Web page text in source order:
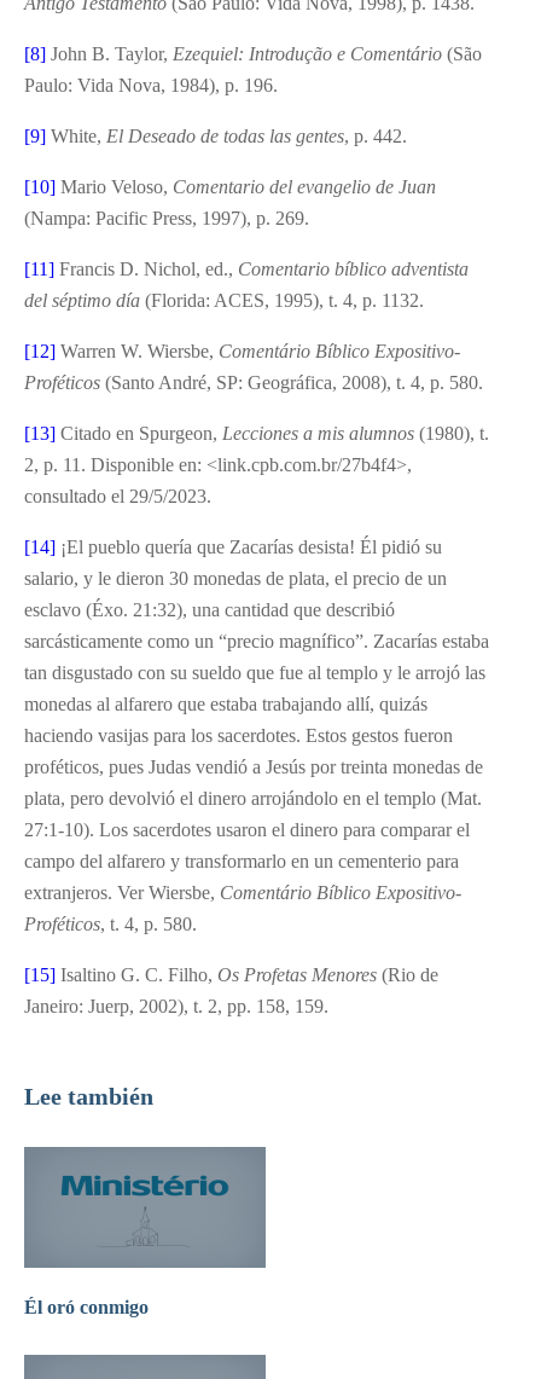
[8] John B. Taylor, Ezequiel: Introdução e Comentário (São
Paulo: Vida Nova, 1984), p. 196.
[9] White, El Deseado de todas las gentes, p. 442.
[10] Mario Veloso, Comentario del evangelio de Juan
(Nampa: Pacific Press, 1997), p. 269.
[11] Francis D. Nichol, ed., Comentario bíblico adventista
del séptimo día (Florida: ACES, 1995), t. 4, p. 1132.
[12] Warren W. Wiersbe, Comentário Bíblico Expositivo-
Proféticos (Santo André, SP: Geográfica, 2008), t. 4, p. 580.
[13] Citado en Spurgeon, Lecciones a mis alumnos (1980), t.
2, p. 11. Disponible en: <link.cpb.com.br/27b4f4>,
consultado el 29/5/2023.
[14] ¡El pueblo quería que Zacarías desista! Él pidió su
salario, y le dieron 30 monedas de plata, el precio de un
esclavo (Éxo. 21:32), una cantidad que describió
sarcásticamente como un “precio magnífico”. Zacarías estaba
tan disgustado con su sueldo que fue al templo y le arrojó las
monedas al alfarero que estaba trabajando allí, quizás
haciendo vasijas para los sacerdotes. Estos gestos fueron
proféticos, pues Judas vendió a Jesús por treinta monedas de
plata, pero devolvió el dinero arrojándolo en el templo (Mat.
27:1-10). Los sacerdotes usaron el dinero para comparar el
campo del alfarero y transformarlo en un cementerio para
extranjeros. Ver Wiersbe, Comentário Bíblico Expositivo-
Proféticos, t. 4, p. 580.
[15] Isaltino G. C. Filho, Os Profetas Menores (Rio de
Janeiro: Juerp, 2002), t. 2, pp. 158, 159.
Lee también
Él oró conmigo